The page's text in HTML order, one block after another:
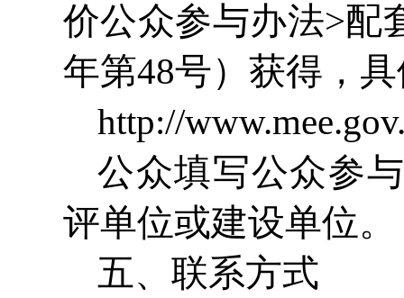
价公众参与办法>配
年第48号）获得，
http://
公众填写公众参
评单位或建设单位。
五、联系方式